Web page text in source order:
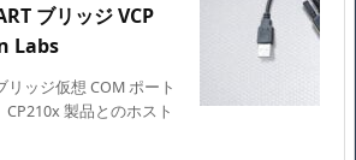
ブリッジ VCP
Labs
リッジ仮想 COM ポート
CP210x 製品とのホスト